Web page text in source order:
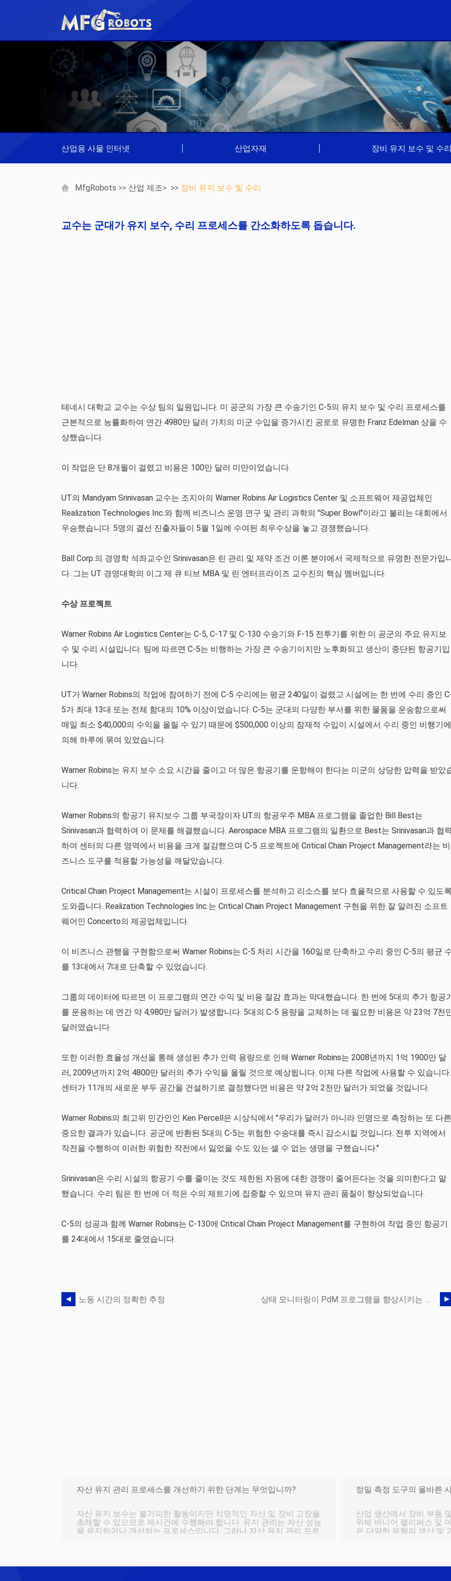
산업용 사물 인터넷 산업자재 장비 유지 보수 및 수리
MfgRobots >> 산업 제조> >> 장비 유지 보수 및 수리
교수는 군대가 유지 보수, 수리 프로세스를 간소화하도록 돕습니다.
테네시 대학교 교수는 수상 팀의 일원입니다. 미 공군의 가장 큰 수송기인 C-5의 유지 보수 및 수리 프로세스를
근본적으로 능률화하여 연간 4980만 달러 가치의 미군 수입을 증가시킨 공로로 유명한 Franz Edelman 상을 수
상했습니다.
이 작업은 단 8개월이 걸렸고 비용은 100만 달러 미만이었습니다.
UT의 Mandyam Srinivasan 교수는 조지아의 Warner Robins Air Logistics Center 및 소프트웨어 제공업체인
Realization Technologies Inc.와 함께 비즈니스 운영 연구 및 관리 과학의 "Super Bowl"이라고 불리는 대회에서
우승했습니다. 5명의 결선 진출자들이 5월 1일에 수여된 최우수상을 놓고 경쟁했습니다.
Ball Corp.의 경영학 석좌교수인 Srinivasan은 린 관리 및 제약 조건 이론 분야에서 국제적으로 유명한 전문가입
다. 그는 UT 경영대학의 이그 제 큐 티브 MBA 및 린 엔터프라이즈 교수진의 핵심 멤버입니다.
수상 프로젝트
Warner Robins Air Logistics Center는 C-5, C-17 및 C-130 수송기와 F-15 전투기를 위한 미 공군의 주요 유지보
수 및 수리 시설입니다. 팀에 따르면 C-5는 비행하는 가장 큰 수송기이지만 노후화되고 생산이 중단된 항공기입
니다.
UT가 Warner Robins의 작업에 참여하기 전에 C-5 수리에는 평균 240일이 걸렸고 시설에는 한 번에 수리 중인
5가 최대 13대 또는 전체 함대의 10% 이상이었습니다. C-5는 군대의 다양한 부서를 위한 물품을 운송함으로써
매일 최소 $40,000의 수익을 올릴 수 있기 때문에 $500,000 이상의 잠재적 수입이 시설에서 수리 중인 비행기에
의해 하루에 묶여 있었습니다.
Warner Robins는 유지 보수 소요 시간을 줄이고 더 많은 항공기를 운항해야 한다는 미군의 상당한 압력을 받았
니다.
Warner Robins의 항공기 유지보수 그룹 부국장이자 UT의 항공우주 MBA 프로그램을 졸업한 Bill Best는
Srinivasan과 협력하여 이 문제를 해결했습니다. Aerospace MBA 프로그램의 일환으로 Best는 Srinivasan과 협력
하여 센터의 다른 영역에서 비용을 크게 절감했으며 C-5 프로젝트에 Critical Chain Project Management라는 비
즈니스 도구를 적용할 가능성을 깨달았습니다.
Critical Chain Project Management는 시설이 프로세스를 분석하고 리소스를 보다 효율적으로 사용할 수 있도록
도와줍니다. Realization Technologies Inc.는 Critical Chain Project Management 구현을 위한 잘 알려진 소프트
웨어인 Concerto의 제공업체입니다.
이 비즈니스 관행을 구현함으로써 Warner Robins는 C-5 처리 시간을 160일로 단축하고 수리 중인 C-5의 평균
를 13대에서 7대로 단축할 수 있었습니다.
그룹의 데이터에 따르면 이 프로그램의 연간 수익 및 비용 절감 효과는 막대했습니다. 한 번에 5대의 추가 항공
를 운용하는 데 연간 약 4,980만 달러가 발생합니다. 5대의 C-5 용량을 교체하는 데 필요한 비용은 약 23억 7천
달러였습니다.
또한 이러한 효율성 개선을 통해 생성된 추가 인력 용량으로 인해 Warner Robins는 2008년까지 1억 1900만 달
러, 2009년까지 2억 4800만 달러의 추가 수익을 올릴 것으로 예상됩니다. 이제 다른 작업에 사용할 수 있습니다.
센터가 11개의 새로운 부두 공간을 건설하기로 결정했다면 비용은 약 2억 2천만 달러가 되었을 것입니다.
Warner Robins의 최고위 민간인인 Ken Percell은 시상식에서 "우리가 달러가 아니라 인명으로 측정하는 또 다른
중요한 결과가 있습니다. 공군에 반환된 5대의 C-5는 위험한 수송대를 즉시 감소시킬 것입니다. 전투 지역에서
작전을 수행하여 이러한 위험한 작전에서 잃었을 수도 있는 셀 수 없는 생명을 구했습니다."
Srinivasan은 수리 시설의 항공기 수를 줄이는 것도 제한된 자원에 대한 경쟁이 줄어든다는 것을 의미한다고 말
했습니다. 수리 팀은 한 번에 더 적은 수의 제트기에 집중할 수 있으며 유지 관리 품질이 향상되었습니다.
C-5의 성공과 함께 Warner Robins는 C-130에 Critical Chain Project Management를 구현하여 작업 중인 항공기
를 24대에서 15대로 줄였습니다.
노동 시간의 정확한 추정 상태 모니터링이 PdM 프로그램을 향상시키는 방법
자산 유지 관리 프로세스를 개선하기 위한 단계는 무엇입니까?
자산 유지 보수는 불가피한 활동이지만 치명적인 자산 및 장비 고장을
초래할 수 있으므로 제시간에 수행해야 합니다. 유지 관리는 자산 성능
을 유지하거나 개선하는 프로세스입니다. 그러나 자산 유지 관리 프로
유지 관리는 자산 실패를 방지하는 데 도움이 됩니다. 유지보수 비용 절
정밀 측정 도구의 올바른
산업 생산에서 장비 부품
위해 버니어 캘리퍼스 및
은 다양한 유형의 생산 및
과 신뢰성이 손상될 수 있